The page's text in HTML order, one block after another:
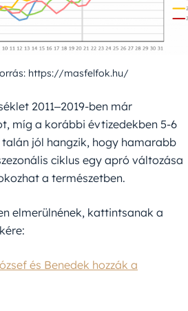
https://masfelfok.hu/
2011‒2019-ben már
míg a korábbi évtizedekben 5-6
talán jól hangzik, hogy hamarabb
ciklus egy apró változása
a természetben.
elmerülnének, kattintsanak a
és Benedek hozzák a